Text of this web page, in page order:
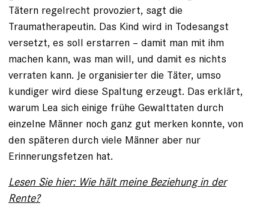
Tätern regelrecht provoziert, sagt die
Traumatherapeutin. Das Kind wird in Todesangst
versetzt, es soll erstarren – damit man mit ihm
machen kann, was man will, und damit es nichts
verraten kann. Je orga­nisierter die Täter, umso
kundiger wird diese Spaltung erzeugt. Das erklärt,
warum Lea sich einige frühe Gewalttaten durch
einzelne Männer noch ganz gut merken konnte, von
den späteren durch viele Männer aber nur
Erinnerungsfetzen hat.
Lesen Sie hier: Wie hält meine Beziehung in der
Rente?